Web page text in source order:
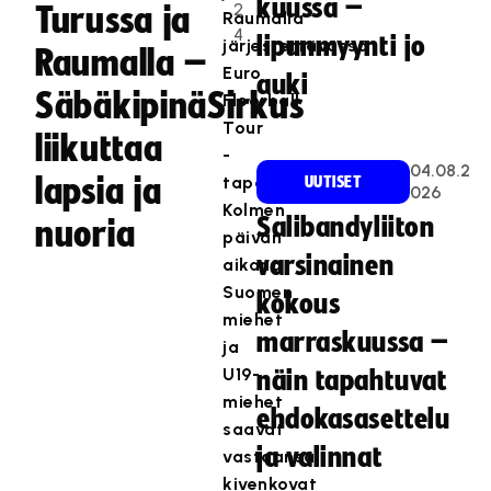
Turussa ja
Raumalla –
SäbäkipinäSirkus
liikuttaa
lapsia ja
nuoria
2
4
Raumalla
järjestettävässä
Euro
Floorball
Tour
-
tapahtumassa.
Kolmen
päivän
aikana
Suomen
miehet
ja
U19-
miehet
saavat
vastaansa
kivenkovat
kuussa –
lipunmyynti jo
auki
UUTISET
04.08.2
026
Salibandyliiton
varsinainen
kokous
marraskuussa –
näin tapahtuvat
ehdokasasettelu
ja valinnat